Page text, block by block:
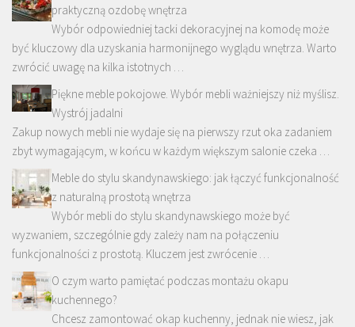
praktyczną ozdobę wnętrza
Wybór odpowiedniej tacki dekoracyjnej na komodę może
być kluczowy dla uzyskania harmonijnego wyglądu wnętrza. Warto
zwrócić uwagę na kilka istotnych …
Piękne meble pokojowe. Wybór mebli ważniejszy niż myślisz.
Wystrój jadalni
Zakup nowych mebli nie wydaje się na pierwszy rzut oka zadaniem
zbyt wymagającym, w końcu w każdym większym salonie czeka …
Meble do stylu skandynawskiego: jak łączyć funkcjonalność
z naturalną prostotą wnętrza
Wybór mebli do stylu skandynawskiego może być
wyzwaniem, szczególnie gdy zależy nam na połączeniu
funkcjonalności z prostotą. Kluczem jest zwrócenie …
O czym warto pamiętać podczas montażu okapu
kuchennego?
Chcesz zamontować okap kuchenny, jednak nie wiesz, jak